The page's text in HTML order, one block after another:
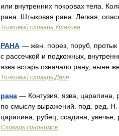
или внутренних покровах тела.
рана. Штыковая рана. Легкая,
Толковый словарь Ушакова
РАНА — жен. порез, поруб, протык
с рассечкой и подкожных,
язва встарь означало рану, ныне
Толковый словарь Даля
рана — Контузия, язва, царапина,
по смыслу выражений. под. ред. Н.
царапина, рубец, ссадина, увечье;
Словарь синонимов